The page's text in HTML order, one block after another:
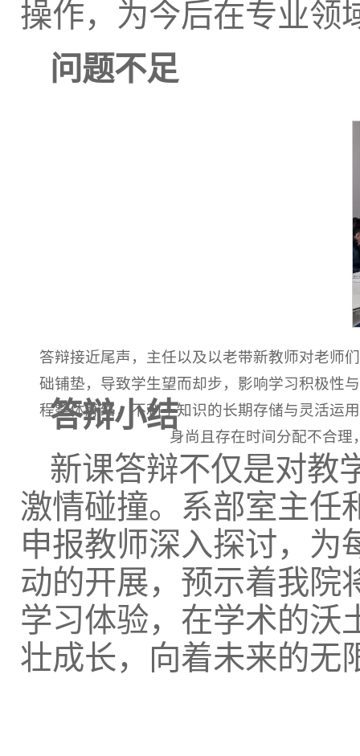
操作，为今后在专业领
问题不足
答辩接近尾声，主任以及以老带新教师对老师
础铺垫，导致学生望而却步，影响学习积极性
程整体脉络，不利于知识的长期存储与灵活运
身尚且存在时间分配不合
答辩小结
新课答辩不仅是对教
激情碰撞。系部室主任
申报教师深入探讨，为
动的开展，预示着我院
学习体验，在学术的沃
壮成长，向着未来的无